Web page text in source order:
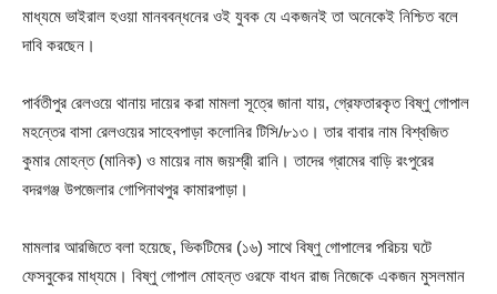
মাধ্যমে ভাইরাল হওয়া মানববন্ধনের ওই যুবক যে একজনই তা অনেকেই নিশ্চিত বলে
দাবি করছেন।
পার্বতীপুর রেলওয়ে থানায় দায়ের করা মামলা সূত্রে জানা যায়, গ্রেফতারকৃত বিষ্ণু গোপাল
মহন্তের বাসা রেলওয়ের সাহেবপাড়া কলোনির টিসি/৮১৩। তার বাবার নাম বিশ্বজিত
কুমার মোহন্ত (মানিক) ও মায়ের নাম জয়শ্রী রানি। তাদের গ্রামের বাড়ি রংপুরের
বদরগঞ্জ উপজেলার গোপিনাথপুর কামারপাড়া।
মামলার আরজিতে বলা হয়েছে, ভিকটিমের (১৬) সাথে বিষ্ণু গোপালের পরিচয় ঘটে
ফেসবুকের মাধ্যমে। বিষ্ণু গোপাল মোহন্ত ওরফে বাধন রাজ নিজেকে একজন মুসলমান